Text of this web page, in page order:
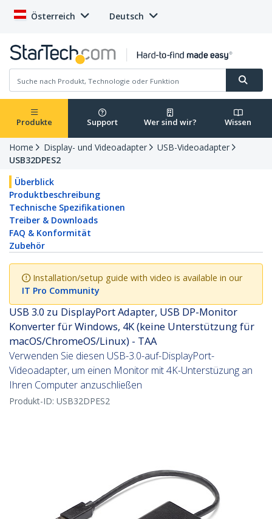
Österreich Deutsch
Produkte Support Wer sind wir? Wissen
Home Display- und Videoadapter
USB-Videoadapter
USB32DPES2
Überblick
Produktbeschreibung
Technische Spezifikationen
Treiber & Downloads
FAQ & Konformität
Zubehör
Installation/setup guide with video is available in our
IT Pro Community
USB 3.0 zu DisplayPort Adapter, USB DP-Monitor
Konverter für Windows, 4K (keine Unterstützung für
macOS/ChromeOS/Linux) - TAA
Verwenden Sie diesen USB-3.0-auf-DisplayPort-
Videoadapter, um einen Monitor mit 4K-Unterstüzung an
Ihren Computer anzuschließen
Produkt-ID: USB32DPES2